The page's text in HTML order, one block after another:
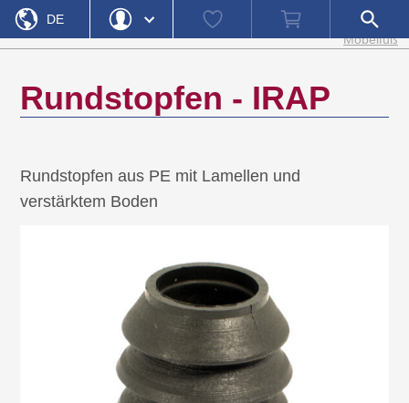
DE
Benutzername
Registrieren
Watch
Warenkorb
Shop-
Suche
öffnen
Startseite
» Produktkategorien Gesamtsortiment
und
Möbelfüße
Rundstopfen - IRAP
Rundstopfen aus PE mit Lamellen und
verstärktem Boden